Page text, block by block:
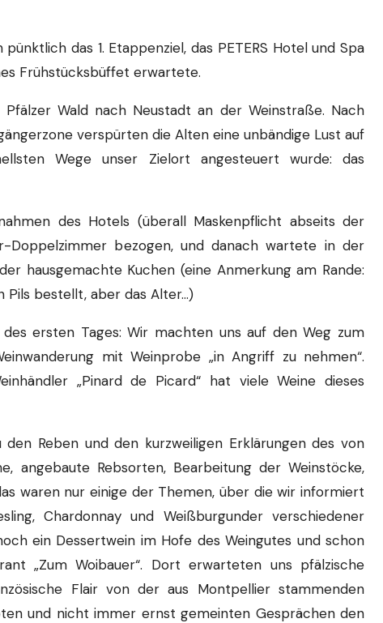
das 1. Etappenziel, das PETERS Hotel und Spa
Frühstücksbüffet erwartete.
Wald nach Neustadt an der Weinstraße. Nach
verspürten die Alten eine unbändige Lust auf
Wege unser Zielort angesteuert wurde: das
des Hotels (überall Maskenpflicht abseits der
Doppelzimmer bezogen, und danach wartete in der
hausgemachte Kuchen (eine Anmerkung am Rande:
Pils bestellt, aber das Alter…)
ersten Tages: Wir machten uns auf den Weg zum
mit Weinprobe „in Angriff zu nehmen“.
„Pinard de Picard“ hat viele Weine dieses
Reben und den kurzweiligen Erklärungen des von
angebaute Rebsorten, Bearbeitung der Weinstöcke,
waren nur einige der Themen, über die wir informiert
Chardonnay und Weißburgunder verschiedener
ein Dessertwein im Hofe des Weingutes und schon
„Zum Woibauer“. Dort erwarteten uns pfälzische
Flair von der aus Montpellier stammenden
und nicht immer ernst gemeinten Gesprächen den